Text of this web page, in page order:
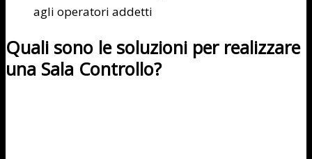
agli operatori addetti
Quali sono le soluzioni per realizzare
una Sala Controllo?